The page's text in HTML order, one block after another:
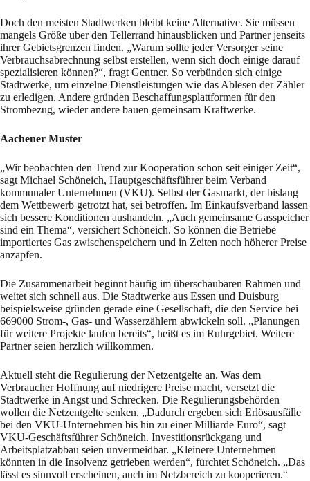
Doch den meisten Stadtwerken bleibt keine Alternative. Sie müssen
mangels Größe über den Tellerrand hinausblicken und Partner jenseits
ihrer Gebietsgrenzen finden. „Warum sollte jeder Versorger seine
Verbrauchsabrechnung selbst erstellen, wenn sich doch einige darauf
spezialisieren können?“, fragt Gentner. So verbünden sich einige
Stadtwerke, um einzelne Dienstleistungen wie das Ablesen der Zähler
zu erledigen. Andere gründen Beschaffungsplattformen für den
Strombezug, wieder andere bauen gemeinsam Kraftwerke.
Aachener Muster
„Wir beobachten den Trend zur Kooperation schon seit einiger Zeit“,
sagt Michael Schöneich, Hauptgeschäftsführer beim Verband
kommunaler Unternehmen (VKU). Selbst der Gasmarkt, der bislang
dem Wettbewerb getrotzt hat, sei betroffen. Im Einkaufsverband lassen
sich bessere Konditionen aushandeln. „Auch gemeinsame Gasspeicher
sind ein Thema“, versichert Schöneich. So können die Betriebe
importiertes Gas zwischenspeichern und in Zeiten noch höherer Preise
anzapfen.
Die Zusammenarbeit beginnt häufig im überschaubaren Rahmen und
weitet sich schnell aus. Die Stadtwerke aus Essen und Duisburg
beispielsweise gründen gerade eine Gesellschaft, die den Service bei
669000 Strom-, Gas- und Wasserzählern abwickeln soll. „Planungen
für weitere Projekte laufen bereits“, heißt es im Ruhrgebiet. Weitere
Partner seien herzlich willkommen.
Aktuell steht die Regulierung der Netzentgelte an. Was dem
Verbraucher Hoffnung auf niedrigere Preise macht, versetzt die
Stadtwerke in Angst und Schrecken. Die Regulierungsbehörden
wollen die Netzentgelte senken. „Dadurch ergeben sich Erlösausfälle
bei den VKU-Unternehmen bis hin zu einer Milliarde Euro“, sagt
VKU-Geschäftsführer Schöneich. Investitionsrückgang und
Arbeitsplatzabbau seien unvermeidbar. „Kleinere Unternehmen
könnten in die Insolvenz getrieben werden“, fürchtet Schöneich. „Das
lässt es sinnvoll erscheinen, auch im Netzbereich zu kooperieren.“